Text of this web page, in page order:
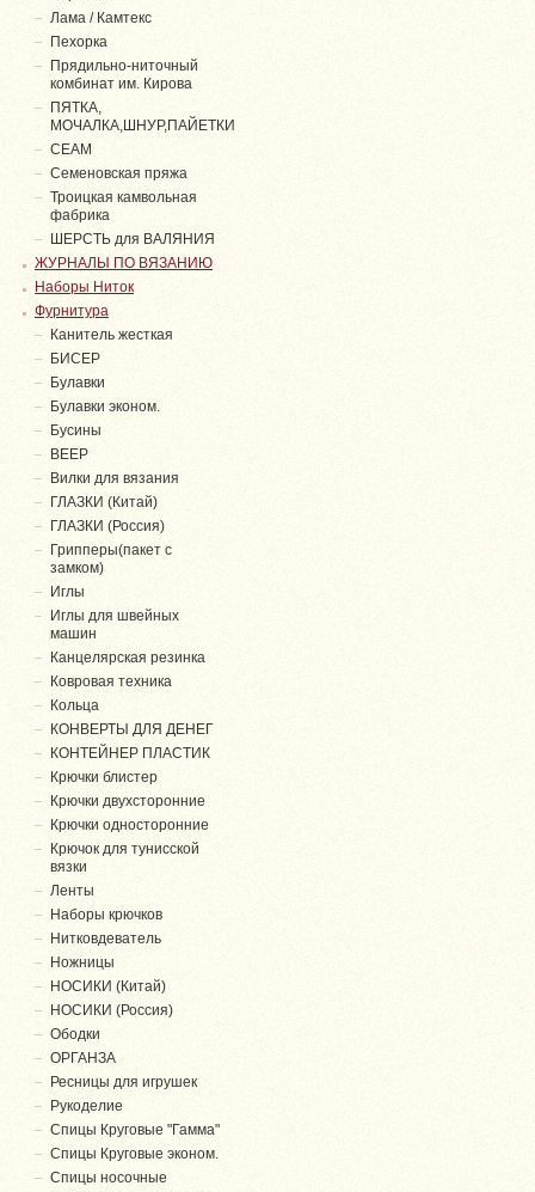
Лама / Камтекс
Пехорка
Прядильно-ниточный
комбинат им. Кирова
ПЯТКА,
МОЧАЛКА,ШНУР,ПАЙЕТКИ
СЕАМ
Семеновская пряжа
Троицкая камвольная
фабрика
ШЕРСТЬ для ВАЛЯНИЯ
ЖУРНАЛЫ ПО ВЯЗАНИЮ
Наборы Ниток
Фурнитура
Канитель жесткая
БИСЕР
Булавки
Булавки эконом.
Бусины
ВЕЕР
Вилки для вязания
ГЛАЗКИ (Китай)
ГЛАЗКИ (Россия)
Грипперы(пакет с
замком)
Иглы
Иглы для швейных
машин
Канцелярская резинка
Ковровая техника
Кольца
КОНВЕРТЫ ДЛЯ ДЕНЕГ
КОНТЕЙНЕР ПЛАСТИК
Крючки блистер
Крючки двухсторонние
Крючки односторонние
Крючок для тунисской
вязки
Ленты
Наборы крючков
Нитковдеватель
Ножницы
НОСИКИ (Китай)
НОСИКИ (Россия)
Ободки
ОРГАНЗА
Ресницы для игрушек
Рукоделие
Спицы Круговые "Гамма"
Спицы Круговые эконом.
Спицы носочные